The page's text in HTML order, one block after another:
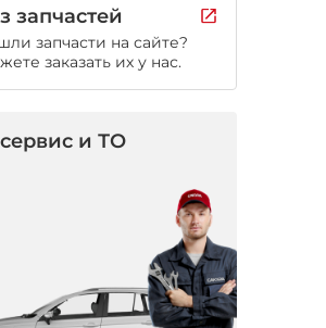
запчастей
запчасти на сайте?
заказать их у нас.
и ТО